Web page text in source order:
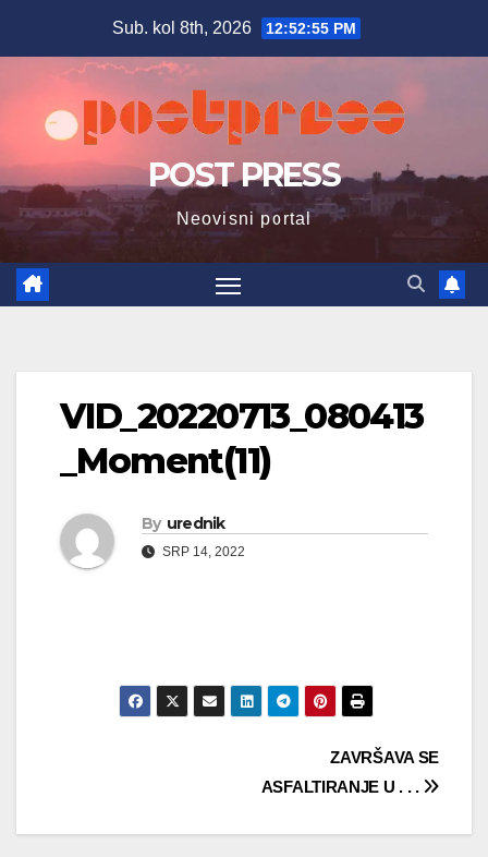
Sub. kol 8th, 2026 12:52:56 PM
POST PRESS
Neovisni portal
VID_20220713_080413
_Moment(11)
By urednik
SRP 14, 2022
ZAVRŠAVA SE
ASFALTIRANJE U . . .